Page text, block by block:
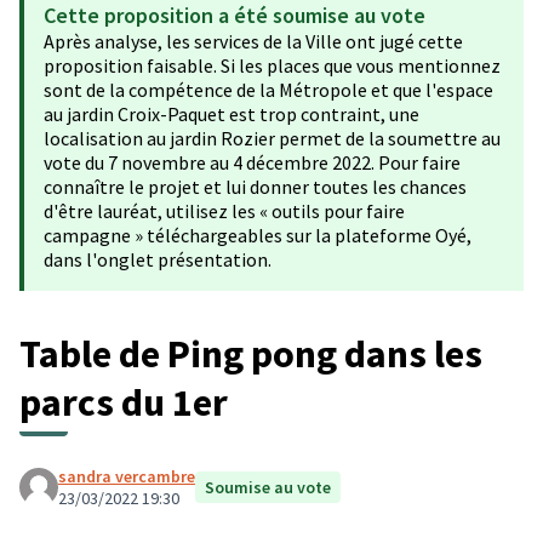
Cette proposition a été soumise au vote
Après analyse, les services de la Ville ont jugé cette
proposition faisable. Si les places que vous mentionnez
sont de la compétence de la Métropole et que l'espace
au jardin Croix-Paquet est trop contraint, une
localisation au jardin Rozier permet de la soumettre au
vote du 7 novembre au 4 décembre 2022. Pour faire
connaître le projet et lui donner toutes les chances
d'être lauréat, utilisez les « outils pour faire
campagne » téléchargeables sur la plateforme Oyé,
dans l'onglet présentation.
Table de Ping pong dans les
parcs du 1er
sandra vercambre
23/03/2022 19:30
Soumise au vote